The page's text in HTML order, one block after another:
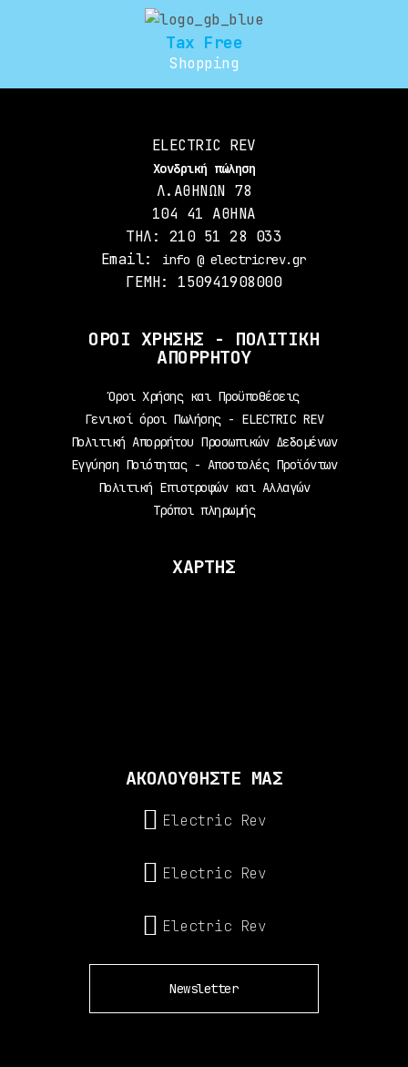
Tax Free
Shopping
ELECTRIC REV
Χονδρική πώληση
Λ.ΑΘΗΝΩΝ 78
104 41 ΑΘΗΝΑ
ΤΗΛ: 210 51 28 033
Email:
info @ electricrev.gr
ΓΕΜΗ: 150941908000
ΟΡΟΙ ΧΡΗΣΗΣ - ΠΟΛΙΤΙΚΗ
ΑΠΟΡΡΗΤΟΥ
Όροι Χρήσης και Προϋποθέσεις
Γενικοί όροι Πωλήσης - ELECTRIC REV
Πολιτική Απορρήτου Προσωπικών Δεδομένων
Εγγύηση Ποιότητας - Αποστολές Προϊόντων
Πολιτική Επιστροφών και Αλλαγών
Τρόποι πληρωμής
ΧΑΡΤΗΣ
ΑΚΟΛΟΥΘΗΣΤΕ ΜΑΣ
Electric Rev
Electric Rev
Electric Rev
Newsletter